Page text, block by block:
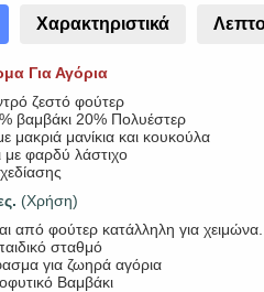
Χαρακτηριστικά
Για Αγόρια
ζεστό φούτερ
βαμβάκι 20% Πολυέστερ
μακριά μανίκια και κουκούλα
με φαρδύ λάστιχο
(Χρήση)
από φούτερ κατάλληλη για χειμώνα.
σταθμό
για ζωηρά αγόρια
Βαμβάκι